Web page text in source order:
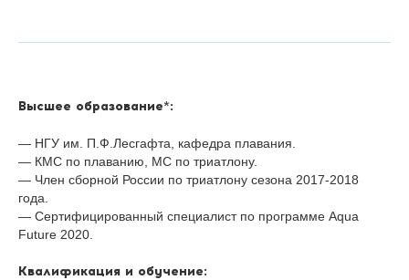
Высшее образование*:
— НГУ им. П.Ф.Лесгафта, кафедра плавания.
— КМС по плаванию, МС по триатлону.
— Член сборной России по триатлону сезона 2017-2018
года.
— Сертифицированный специалист по программе Aqua
Future 2020.
Квалификация и обучение: